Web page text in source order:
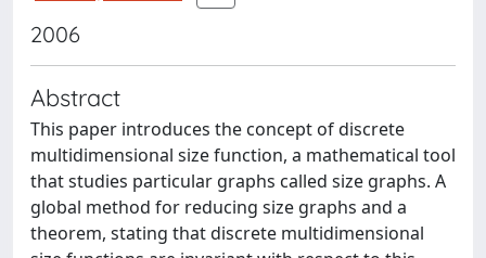
2006
Abstract
This paper introduces the concept of discrete
multidimensional size function, a mathematical tool
that studies particular graphs called size graphs. A
global method for reducing size graphs and a
theorem, stating that discrete multidimensional